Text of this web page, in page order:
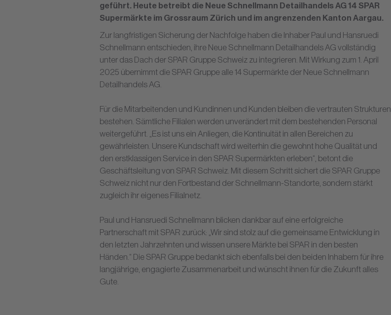
geführt. Heute betreibt die Neue Schnellmann Detailhandels AG 14 SPAR
Supermärkte im Grossraum Zürich und im angrenzenden Kanton Aargau.
Zur langfristigen Sicherung der Nachfolge haben die Inhaber Paul und Hansruedi
Schnellmann entschieden, ihre Neue Schnellmann Detailhandels AG vollständig
unter das Dach der SPAR Gruppe Schweiz zu integrieren. Mit Wirkung zum 1. April
2025 übernimmt die SPAR Gruppe alle 14 Supermärkte der Neue Schnellmann
Detailhandels AG.
Für die Mitarbeitenden und Kundinnen und Kunden bleiben die vertrauten Strukturen
bestehen. Sämtliche Filialen werden unverändert mit dem bestehenden Personal
weitergeführt. „Es ist uns ein Anliegen, die Kontinuität in allen Bereichen zu
gewährleisten. Unsere Kundschaft wird weiterhin die gewohnt hohe Qualität und
den erstklassigen Service in den SPAR Supermärkten erleben“, betont die
Geschäftsleitung von SPAR Schweiz. Mit diesem Schritt sichert die SPAR Gruppe
Schweiz nicht nur den Fortbestand der Schnellmann-Standorte, sondern stärkt
zugleich ihr eigenes Filialnetz.
Paul und Hansruedi Schnellmann blicken dankbar auf eine erfolgreiche
Partnerschaft mit SPAR zurück: „Wir sind stolz auf die gemeinsame Entwicklung in
den letzten Jahrzehnten und wissen unsere Märkte bei SPAR in den besten
Händen.“ Die SPAR Gruppe bedankt sich ebenfalls bei den beiden Inhabern für ihre
langjährige, engagierte Zusammenarbeit und wünscht ihnen für die Zukunft alles
Gute.